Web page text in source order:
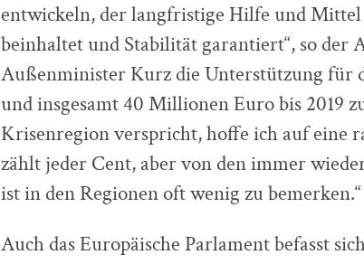
entwickeln, der langfristige Hilfe und
beinhaltet und Stabilität garantiert“, so der
Außenminister Kurz die Unterstützung für
und insgesamt 40 Millionen Euro bis 2019
Krisenregion verspricht, hoffe ich auf eine
zählt jeder Cent, aber von den immer
ist in den Regionen oft wenig zu bemerken.“
Auch das Europäische Parlament befasst